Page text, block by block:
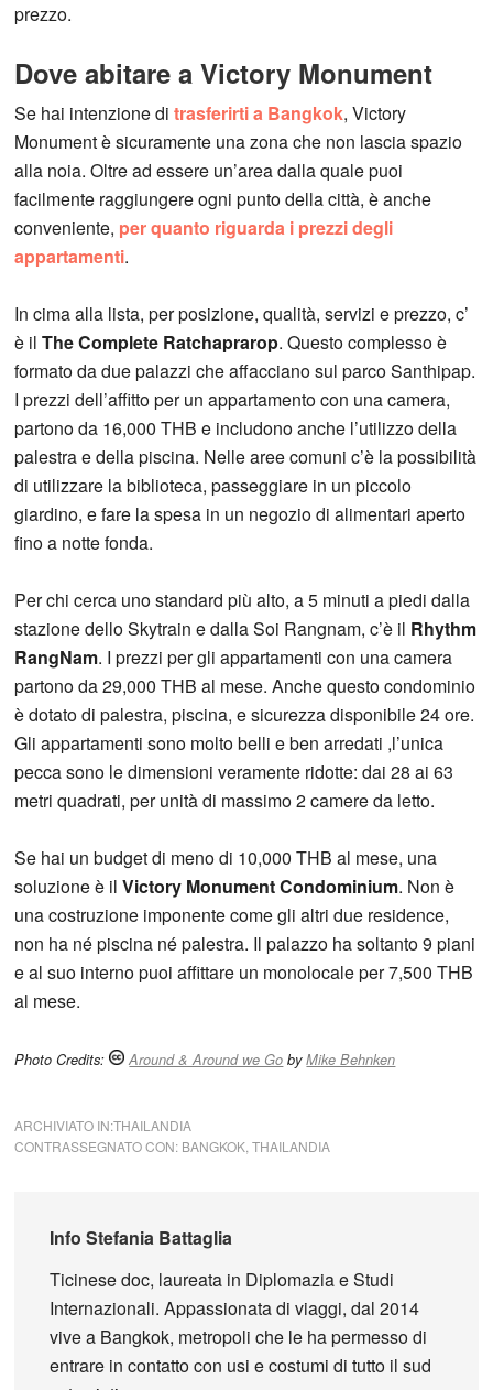
prezzo.
Dove abitare a Victory Monument
Se hai intenzione ditrasferirti a Bangkok, Victory
Monument è sicuramente una zona che non lascia spazio
alla noia. Oltre ad essere un’area dalla quale puoi
facilmente raggiungere ogni punto della città, è anche
conveniente, per quanto riguarda i prezzi degli
appartamenti.
In cima alla lista, per posizione, qualità, servizi e prezzo, c’
è ilThe Complete Ratchaprarop. Questo complesso è
formato da due palazzi che affacciano sul parco Santhipap.
I prezzi dell’affitto per un appartamento con una camera,
partono da 16,000 THB e includono anche l’utilizzo della
palestra e della piscina. Nelle aree comuni c’è la possibilità
di utilizzare la biblioteca, passeggiare in un piccolo
giardino, e fare la spesa in un negozio di alimentari aperto
fino a notte fonda.
Per chi cerca uno standard più alto, a 5 minuti a piedi dalla
stazione dello Skytrain e dalla Soi Rangnam, c’è il Rhythm
RangNam. I prezzi per gli appartamenti con una camera
partono da 29,000 THB al mese. Anche questo condominio
è dotato di palestra, piscina, e sicurezza disponibile 24 ore.
Gli appartamenti sono molto belli e ben arredati ,l’unica
pecca sono le dimensioni veramente ridotte: dai 28 ai 63
metri quadrati, per unità di massimo 2 camere da letto.
Se hai un budget di meno di 10,000 THB al mese, una
soluzione è ilVictory Monument Condominium. Non è
una costruzione imponente come gli altri due residence,
non ha né piscina né palestra. Il palazzo ha soltanto 9 piani
e al suo interno puoi affittare un monolocale per 7,500 THB
al mese.
Photo Credits: Around & Around we Go byMike Behnken
ARCHIVIATO IN:THAILANDIA
CONTRASSEGNATO CON: BANGKOK ,THAILANDIA
InfoStefania Battaglia
Ticinese doc, laureata in Diplomazia e Studi
Internazionali. Appassionata di viaggi, dal 2014
vive a Bangkok, metropoli che le ha permesso di
entrare in contatto con usi e costumi di tutto il sud